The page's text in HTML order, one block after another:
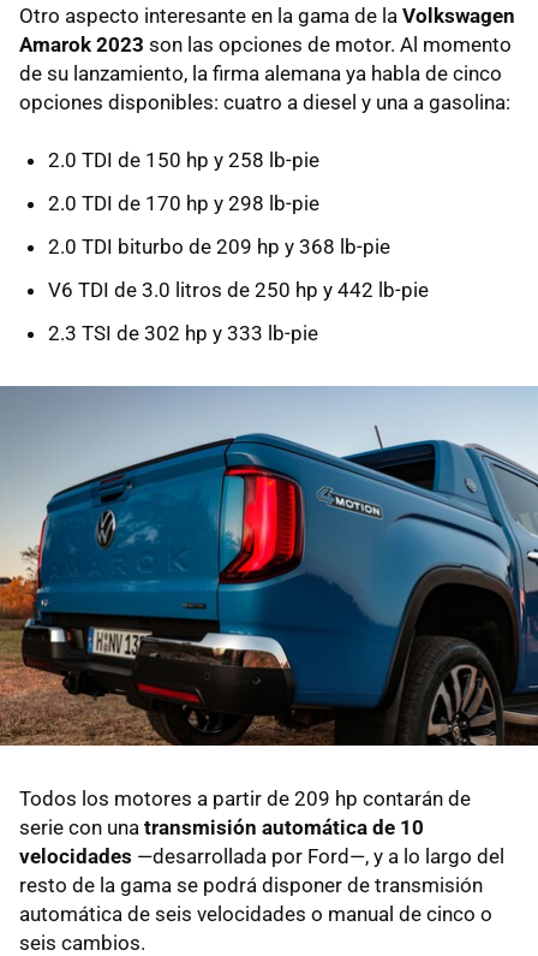
Otro aspecto interesante en la gama de la Volkswagen
Amarok 2023 son las opciones de motor. Al momento
de su lanzamiento, la firma alemana ya habla de cinco
opciones disponibles: cuatro a diesel y una a gasolina:
2.0 TDI de 150 hp y 258 lb-pie
2.0 TDI de 170 hp y 298 lb-pie
2.0 TDI biturbo de 209 hp y 368 lb-pie
V6 TDI de 3.0 litros de 250 hp y 442 lb-pie
2.3 TSI de 302 hp y 333 lb-pie
Todos los motores a partir de 209 hp contarán de
serie con una transmisión automática de 10
velocidades —desarrollada por Ford—, y a lo largo del
resto de la gama se podrá disponer de transmisión
automática de seis velocidades o manual de cinco o
seis cambios.